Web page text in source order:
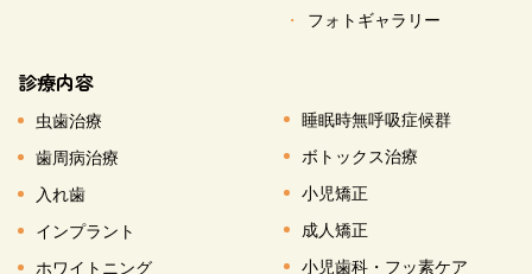
フォトギャラリー
診療内容
虫歯治療
歯周病治療
入れ歯
インプラント
ホワイトニング
睡眠時無呼吸症候群
ボトックス治療
小児矯正
成人矯正
小児歯科・フッ素ケア